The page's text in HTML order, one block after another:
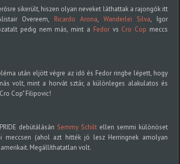
sikerült, hiszen olyan neveket láthattak a rajongók itt
Overeem, Ricardo Arona, Wanderlei Silva, Igor
pedig nem más, mint a Fedorvs Cro Cop meccs
után eljött végre az idő és Fedor ringbe lépett, hogy
volt, mint a horvát sztár, a különleges alakulatos és
Cop" Filipovic!
debütálásán Semmy Schilt ellen semmi különöset
meccsen (ahol azt hitték jó lesz Herringnek amolyan
Megállíthatatlan volt.